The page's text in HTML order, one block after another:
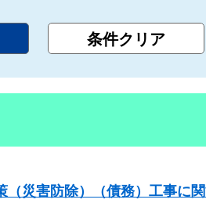
災害防除）（債務）工事に